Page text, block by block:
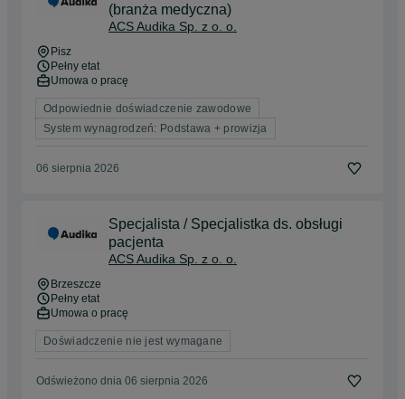
(branża medyczna)
ACS Audika Sp. z o. o.
Pisz
Pełny etat
Umowa o pracę
Odpowiednie doświadczenie zawodowe
System wynagrodzeń: Podstawa + prowizja
06 sierpnia 2026
Specjalista / Specjalistka ds. obsługi
pacjenta
ACS Audika Sp. z o. o.
Brzeszcze
Pełny etat
Umowa o pracę
Doświadczenie nie jest wymagane
Odświeżono dnia 06 sierpnia 2026